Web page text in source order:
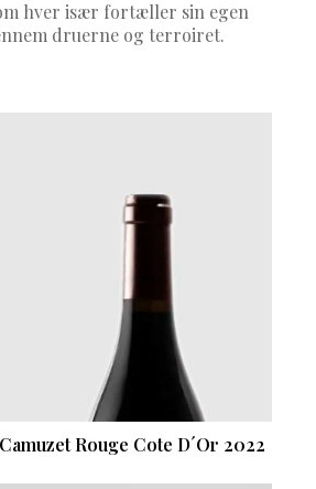
hver især fortæller sin egen
druerne og terroiret.
Rouge Cote D´Or 2022